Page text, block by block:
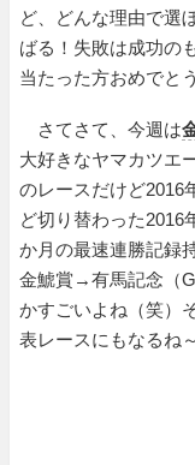
ど、どんな理由で選
ばる！失敗は成功の
当たった方おめでと
さてさて、今週は
大好きなヤマカツエ
のレースだけど2016
ど切り替わった2016
か月の最速連勝記録
金鯱賞→有馬記念（
かすごいよね（笑）
表レースにもなるね